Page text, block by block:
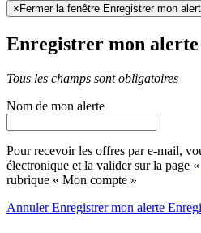
× Fermer la fenêtre Enregistrer mon
Enregistrer mon alerte
Tous les champs sont obligatoires
Nom de mon alerte
Pour recevoir les offres par e-mail,
électronique et la valider sur la page «
rubrique « Mon compte »
AnnulerEnregistrer mon alerte